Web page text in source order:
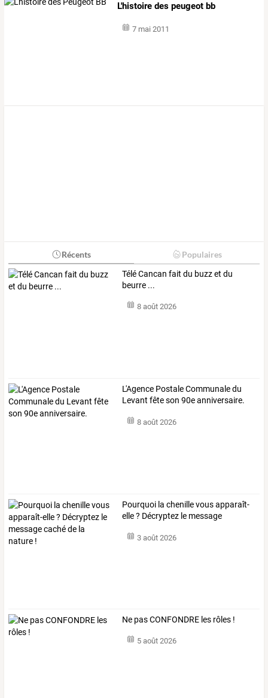
L'histoire des peugeot bb
7 mai 2011
Récents Populaires
Télé Cancan fait du buzz et du
beurre ...
8 août 2026
L'Agence Postale Communale du
Levant fête son 90e anniversaire.
8 août 2026
Pourquoi la chenillevousapparaît-
elle? Décryptez le message
3 août 2026
Ne pas CONFONDRE les rôles !
5 août 2026